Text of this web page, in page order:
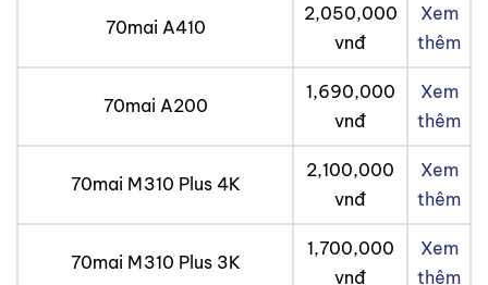
70mai A410
2,050,000
vnđ
Xem
thêm
70mai A200
1,690,000
vnđ
Xem
thêm
70mai M310 Plus 4K
2,100,000
vnđ
Xem
thêm
70mai M310 Plus 3K
1,700,000
vnđ
Xem
thêm